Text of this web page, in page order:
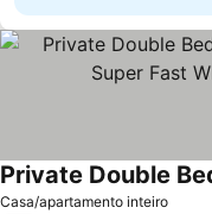
Casa/apartamento inteiro